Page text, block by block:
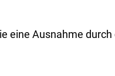
eine Ausnahme